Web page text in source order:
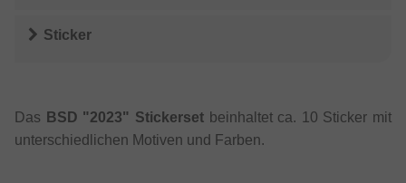
Sticker
Das BSD "2023" Stickersetbeinhaltet ca. 10 Sticker mit
unterschiedlichen Motiven und Farben.